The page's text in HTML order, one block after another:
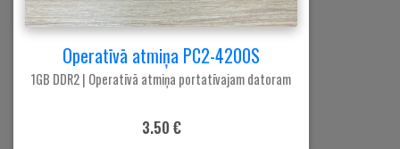
Operatīvā atmiņa PC2-4200S
1GB DDR2 | Operatīvā atmiņa portatīvajam datoram
3.50 €